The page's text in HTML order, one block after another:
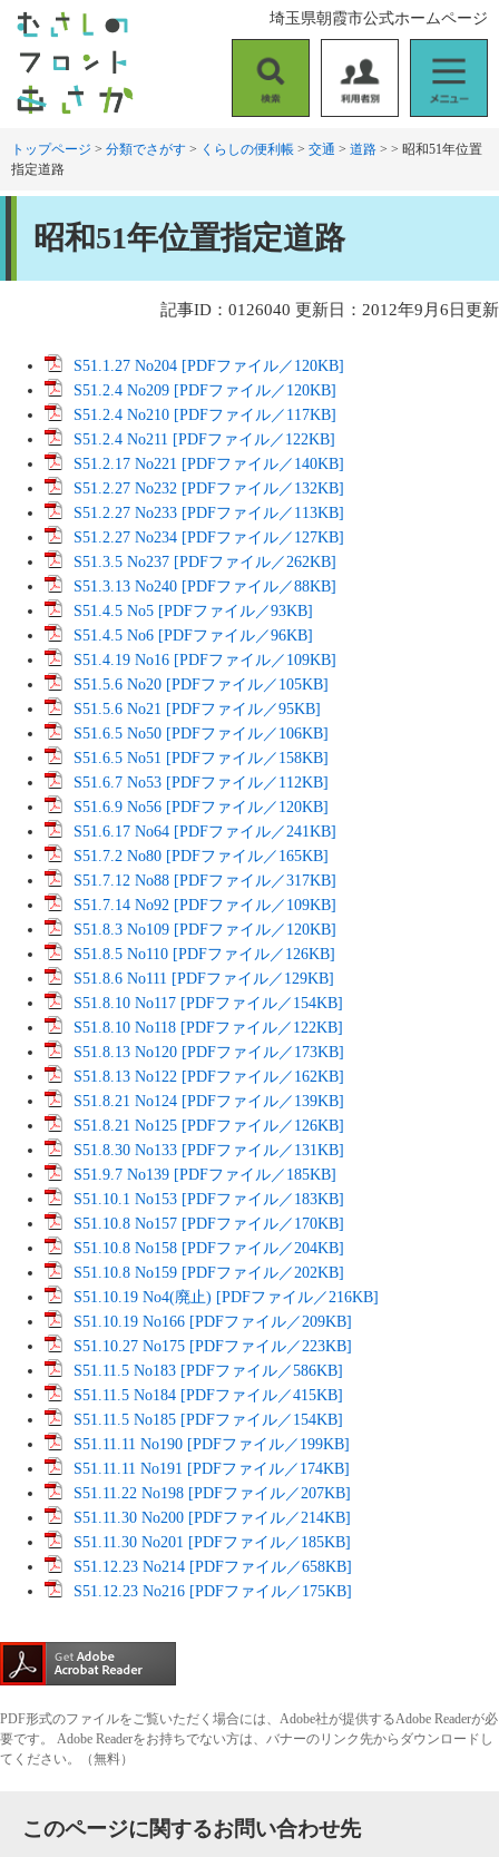
す
。
し
て
索
用
者
ニ
ュ
埼玉県朝霞市公式ホームページ
トップページ > 分類でさがす > くらしの便利帳 > 交通 > 道路 > > 昭和51年位置
指定道路
昭和51年位置指定道路
記事ID：0126040 更新日：2012年9月6日更新
S51.1.27 No204 [PDFファイル／120KB]
S51.2.4 No209 [PDFファイル／120KB]
S51.2.4 No210 [PDFファイル／117KB]
S51.2.4 No211 [PDFファイル／122KB]
S51.2.17 No221 [PDFファイル／140KB]
S51.2.27 No232 [PDFファイル／132KB]
S51.2.27 No233 [PDFファイル／113KB]
S51.2.27 No234 [PDFファイル／127KB]
S51.3.5 No237 [PDFファイル／262KB]
S51.3.13 No240 [PDFファイル／88KB]
S51.4.5 No5 [PDFファイル／93KB]
S51.4.5 No6 [PDFファイル／96KB]
S51.4.19 No16 [PDFファイル／109KB]
S51.5.6 No20 [PDFファイル／105KB]
S51.5.6 No21 [PDFファイル／95KB]
S51.6.5 No50 [PDFファイル／106KB]
S51.6.5 No51 [PDFファイル／158KB]
S51.6.7 No53 [PDFファイル／112KB]
S51.6.9 No56 [PDFファイル／120KB]
S51.6.17 No64 [PDFファイル／241KB]
S51.7.2 No80 [PDFファイル／165KB]
S51.7.12 No88 [PDFファイル／317KB]
S51.7.14 No92 [PDFファイル／109KB]
S51.8.3 No109 [PDFファイル／120KB]
S51.8.5 No110 [PDFファイル／126KB]
S51.8.6 No111 [PDFファイル／129KB]
S51.8.10 No117 [PDFファイル／154KB]
S51.8.10 No118 [PDFファイル／122KB]
S51.8.13 No120 [PDFファイル／173KB]
S51.8.13 No122 [PDFファイル／162KB]
S51.8.21 No124 [PDFファイル／139KB]
S51.8.21 No125 [PDFファイル／126KB]
S51.8.30 No133 [PDFファイル／131KB]
S51.9.7 No139 [PDFファイル／185KB]
S51.10.1 No153 [PDFファイル／183KB]
S51.10.8 No157 [PDFファイル／170KB]
S51.10.8 No158 [PDFファイル／204KB]
S51.10.8 No159 [PDFファイル／202KB]
S51.10.19 No4(廃止) [PDFファイル／216KB]
S51.10.19 No166 [PDFファイル／209KB]
S51.10.27 No175 [PDFファイル／223KB]
S51.11.5 No183 [PDFファイル／586KB]
S51.11.5 No184 [PDFファイル／415KB]
S51.11.5 No185 [PDFファイル／154KB]
S51.11.11 No190 [PDFファイル／199KB]
S51.11.11 No191 [PDFファイル／174KB]
S51.11.22 No198 [PDFファイル／207KB]
S51.11.30 No200 [PDFファイル／214KB]
S51.11.30 No201 [PDFファイル／185KB]
S51.12.23 No214 [PDFファイル／658KB]
S51.12.23 No216 [PDFファイル／175KB]
PDF形式のファイルをご覧いただく場合には、Adobe社が提供するAdobe Readerが必
要です。
Adobe Readerをお持ちでない方は、バナーのリンク先からダウンロードし
てください。（無料）
このページに関するお問い合わせ先